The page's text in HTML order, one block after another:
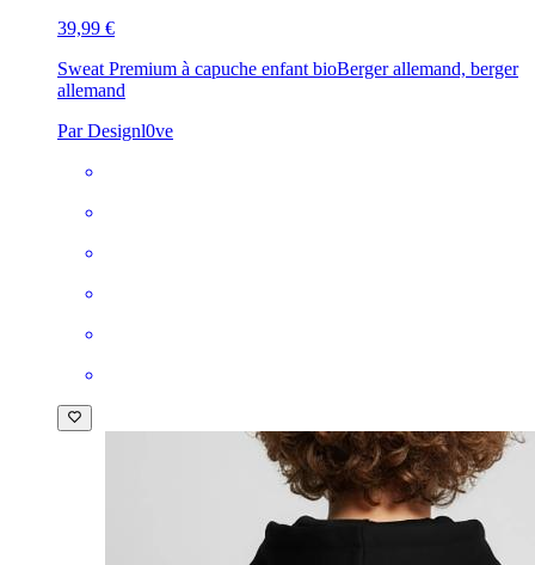
39,99 €
Sweat Premium à capuche enfant bioBerger allemand, berger
allemand
Par Designl0ve